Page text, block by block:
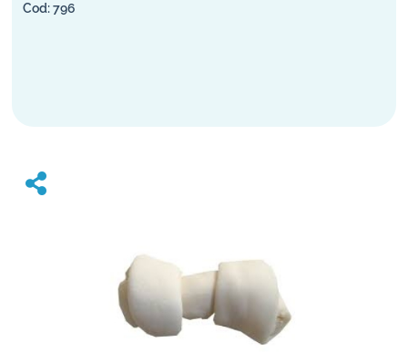
796